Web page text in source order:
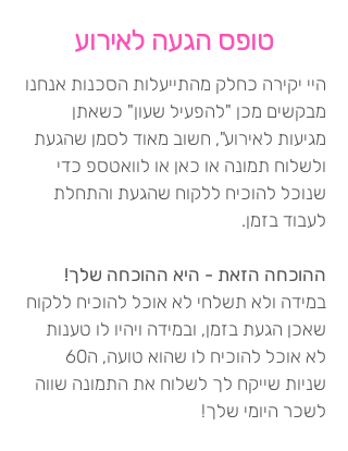
טופס הגעה לאירוע
היי יקירה כחלק מהתייעלות הסכנות אנחנו
מבקשים מכן "להפעיל שעון" כשאתן
מגיעות לאירוע", חשוב מאוד לסמן שהגעת
ולשלוח תמונה או כאן או לוואטספ כדי
שנוכל להוכיח ללקוח שהגעת והתחלת
לעבוד בזמן.
ההוכחה הזאת - היא ההוכחה שלך!
במידה ולא תשלחי לא אוכל להוכיח ללקוח
שאכן הגעת בזמן, ובמידה ויהיו לו טענות
לא אוכל להוכיח לו שהוא טועה, ה60
שניות שייקח לך לשלוח את התמונה שווה
לשכר היומי שלך!